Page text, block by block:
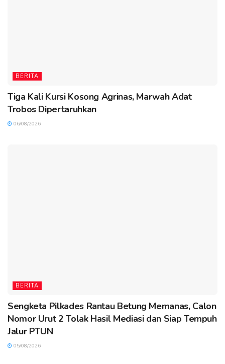
BERITA
Tiga Kali Kursi Kosong Agrinas, Marwah Adat
Trobos Dipertaruhkan
06/08/2026
BERITA
Sengketa Pilkades Rantau Betung Memanas, Calon
Nomor Urut 2 Tolak Hasil Mediasi dan Siap Tempuh
Jalur PTUN
05/08/2026